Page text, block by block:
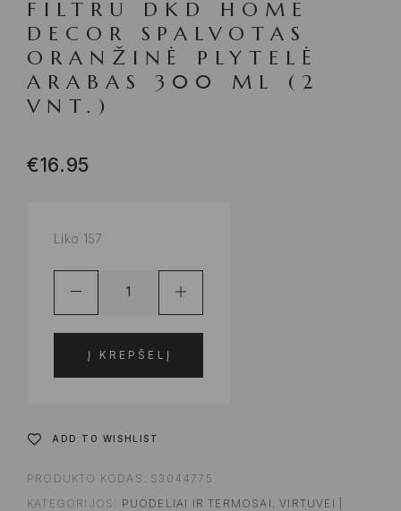
FILTRU DKD HOME
DECOR SPALVOTAS
ORANŽINĖ PLYTELĖ
ARABAS 300 ML (2
VNT.)
€16.95
Liko 157
Į KREPŠELĮ
ADD TO WISHLIST
PRODUKTO KODAS: S3044775
KATEGORIJOS: PUODELIAI IR TERMOSAI ,VIRTUVEI |